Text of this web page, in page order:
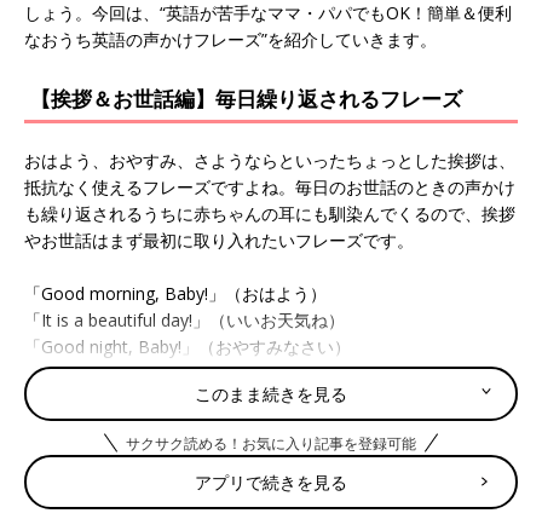
しょう。今回は、“英語が苦手なママ・パパでもOK！簡単＆便利
なおうち英語の声かけフレーズ”を紹介していきます。
【挨拶＆お世話編】毎日繰り返されるフレーズ
おはよう、おやすみ、さようならといったちょっとした挨拶は、
抵抗なく使えるフレーズですよね。毎日のお世話のときの声かけ
も繰り返されるうちに赤ちゃんの耳にも馴染んでくるので、挨拶
やお世話はまず最初に取り入れたいフレーズです。
「Good morning, Baby!」（おはよう）
「It is a beautiful day!」（いいお天気ね）
「Good night, Baby!」（おやすみなさい）
「Sleep tight.」（ぐっすり眠ってね）
「Sweet dreams.」（いい夢みてね）
「It’s dinner time!」（ごはんの時間よ）
「Is it good?」（おいしい？）
このまま続きを見る
サクサク読める！お気に入り記事を登録可能
アプリで続きを見る